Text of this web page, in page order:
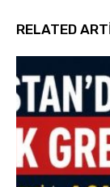
RELATED